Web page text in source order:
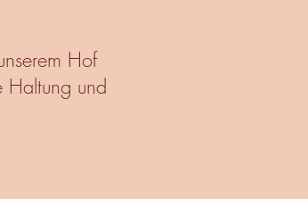
Hof
Haltung und